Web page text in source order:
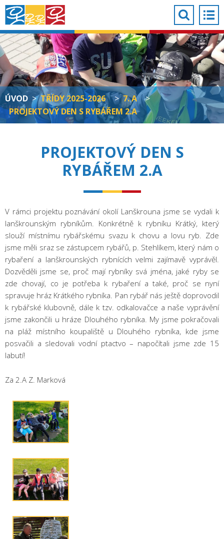
ÚVOD > TŘÍDY 2025-2026 > 7. A
>
PROJEKTOVÝ DEN S RYBÁŘEM 2.A
PROJEKTOVÝ DEN S
RYBÁŘEM 2.A
V rámci projektu poznávání okolí Lanškrouna jsme se vydali k
lanškrounským rybníkům. Konkrétně k rybníku Krátký, který
slouží místnímu rybářskému svazu k chovu a lovu ryb. Zde
jsme měli sraz se zástupcem rybářů, p. Stehlíkem, který nám o
rybaření a lanškrounských rybnících velmi zajímavě vyprávěl.
Dozvěděli jsme se, proč mají rybníky svá jména, jaké ryby se
zde chovají, co je potřeba k rybaření a také, proč se nyní
spravuje hráz Krátkého rybníka. Pan rybář nás ještě doprovodil
k rybářské klubovně, dále k tzv. odkalovačce a naše vyprávění
jsme zakončili u hráze Dlouhého rybníka. My jsme pokračovali
na pláž místního koupaliště u Dlouhého rybníka, kde jsme
posvačili a sledovali vodní ptactvo – napočítali jsme zde 15
labutí!
Za 2.A Z. Marková